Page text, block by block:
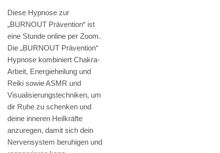
Diese Hypnose zur
„BURNOUT Prävention“ ist
eine Stunde online per Zoom.
Die „BURNOUT Prävention“
Hypnose kombiniert Chakra-
Arbeit, Energieheilung und
Reiki sowie ASMR und
Visualisierungstechniken, um
dir Ruhe zu schenken und
deine inneren Heilkräfte
anzuregen, damit sich dein
Nervensystem beruhigen und